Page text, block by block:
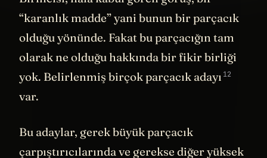
Birincisi, hala kabul gören görüş, bir
“karanlık madde” yani bunun bir parçacık
olduğu yönünde. Fakat bu parçacığın tam
olarak ne olduğu hakkında bir fikir birliği
yok. Belirlenmiş birçok parçacık adayı
var.
Bu adaylar, gerek büyük parçacık